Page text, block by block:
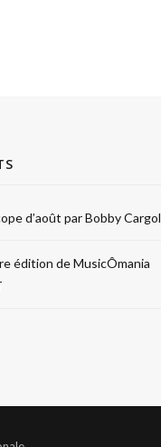
d’août par Bobby Cargol
édition de MusicÔmania